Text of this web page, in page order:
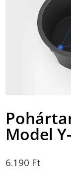
Model
6.190 Ft